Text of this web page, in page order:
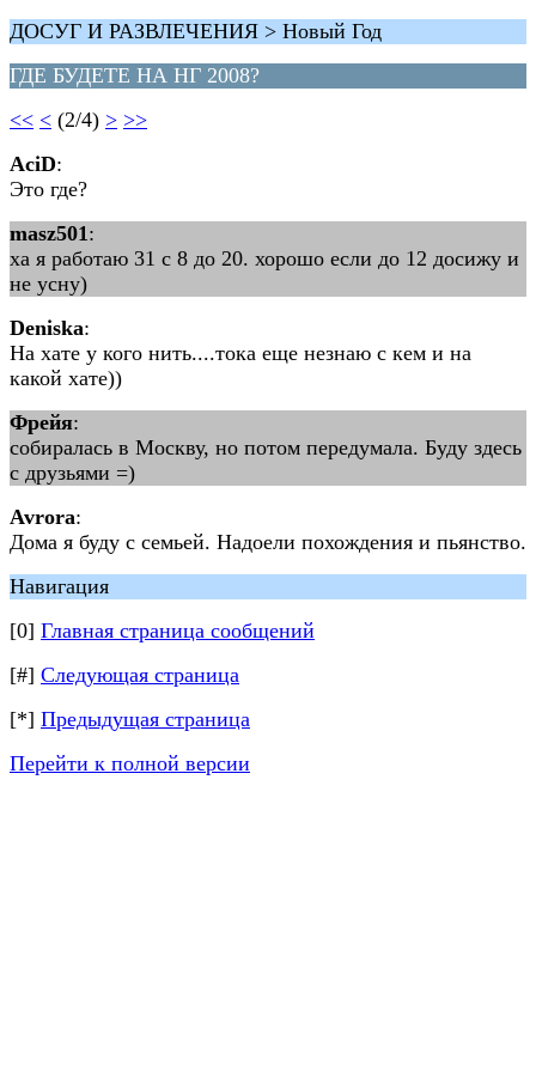
ДОСУГ И РАЗВЛЕЧЕНИЯ > Новый Год
ГДЕ БУДЕТЕ НА НГ 2008?
<< < (2/4) > >>
AciD:
Это где?
masz501:
ха я работаю 31 с 8 до 20. хорошо если до 12 досижу и
не усну)
Deniska:
На хате у кого нить....тока еще незнаю с кем и на
какой хате))
Фрейя:
собиралась в Москву, но потом передумала. Буду здесь
с друзьями =)
Avrora:
Дома я буду с семьей. Надоели похождения и пьянство.
Навигация
[0] Главная страница сообщений
[#] Следующая страница
[*] Предыдущая страница
Перейти к полной версии